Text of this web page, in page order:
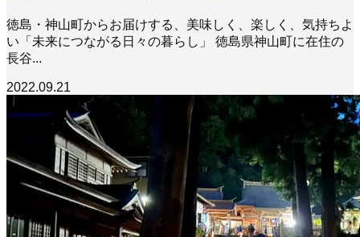
徳島・神山町からお届けする、美味しく、楽しく、気持ちよ
い「未来につながる日々の暮らし」 徳島県神山町に在住の
長谷...
2022.09.21